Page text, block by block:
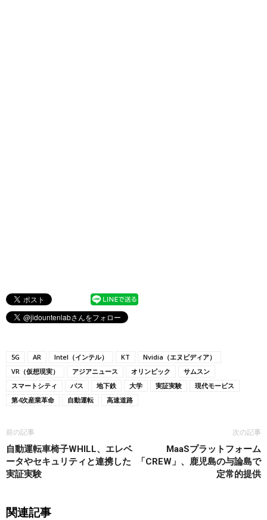
5G AR Intel（インテル） KT
Nvidia（エヌビディア）
VR（仮想現実）
アジアニュース オリンピック
サムスン
スマートシティ
バス 地下鉄 大学 実証実験
現代モービス
第4次産業革命
自動運転 高速道路
前の記事
自動運転車椅子WHILL、エレベ
ータやセキュリティと連携した
実証実験
次の記事
MaaSプラットフォーム
「CREW」、鹿児島の与論島で
定常的提供
関連記事